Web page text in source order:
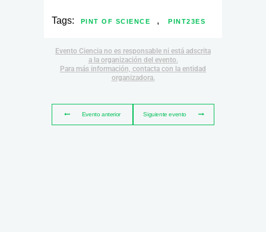
Tags: PINT OF SCIENCE , PINT23ES
Evento Ciencia no es responsable ni está adscrita
a la organización del evento.
Para más información, contacta con la entidad
organizadora.
Evento anterior Siguiente evento